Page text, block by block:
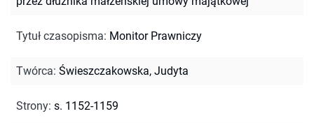
Tytuł czasopisma: Monitor Prawniczy
Twórca: Świeszczakowska, Judyta
Strony: s. 1152-1159